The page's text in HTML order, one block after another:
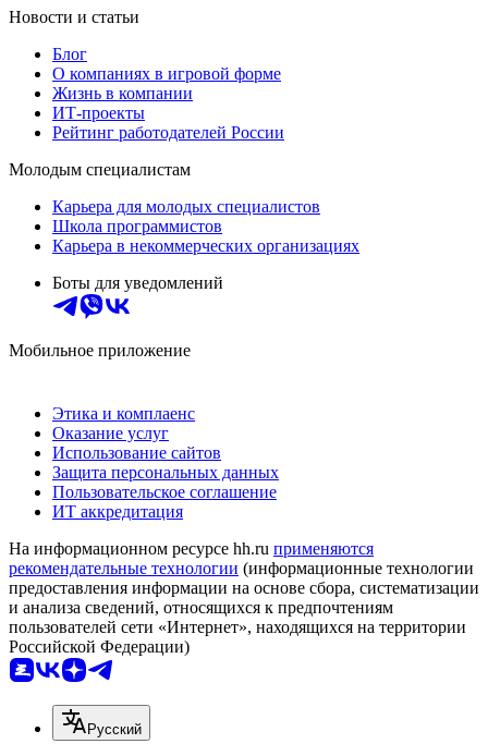
Новости и статьи
Блог
О компаниях в игровой форме
Жизнь в компании
ИТ-проекты
Рейтинг работодателей России
Молодым специалистам
Карьера для молодых специалистов
Школа программистов
Карьера в некоммерческих организациях
Боты для уведомлений
Мобильное приложение
Этика и комплаенс
Оказание услуг
Использование сайтов
Защита персональных данных
Пользовательское соглашение
ИТ аккредитация
На информационном ресурсе hh.ru применяются
рекомендательные технологии (информационные технологии
предоставления информации на основе сбора, систематизации
и анализа сведений, относящихся к предпочтениям
пользователей сети «Интернет», находящихся на территории
Российской Федерации)
Русский